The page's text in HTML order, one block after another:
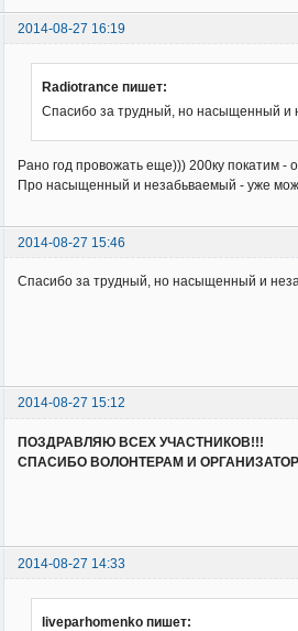
2014-08-27 16:19
Radiotrance пишет:
Спасибо за трудный, но насыщенный и
Рано год провожать еще))) 200ку покатим -
Про насыщенный и незабьваемый - уже
2014-08-27 15:46
Спасибо за трудный, но насыщенный и
2014-08-27 15:12
ПОЗДРАВЛЯЮ ВСЕХ УЧАСТНИКОВ!!!
СПАСИБО ВОЛОНТЕРАМ И
2014-08-27 14:33
liveparhomenko пишет: